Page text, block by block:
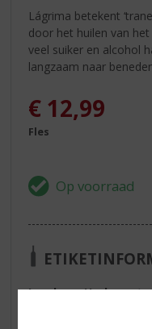
Lágrima betekent
door het huilen van
veel suiker en alcohol
langzaam naar
€ 12,99
Fles
Land van Herkomst